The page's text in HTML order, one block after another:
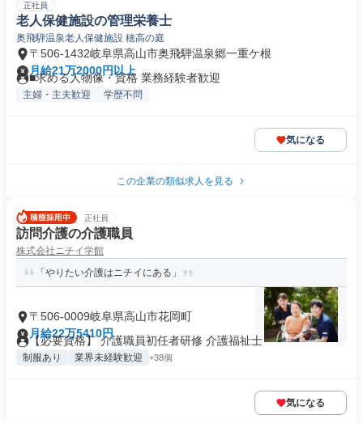
正社員
老人保健施設の管理栄養士
奥飛騨温泉老人保健施設 穂高の庭
〒506-1432岐阜県高山市奥飛騨温泉郷一重ケ根
月給21万2000円以上
■求める人物像・資格 業務経験者歓迎
主婦・主夫歓迎 学歴不問
気になる
この企業の類似求人を見る
正社員
訪問介護の介護職員
株式会社ニチイ学館
「やりたい介護はニチイにある」
〒506-0009岐阜県高山市花岡町
月給22万5410円
【必要資格】 介護職員初任者研修 介護福祉士
制服あり 業界未経験歓迎 +38個
気になる